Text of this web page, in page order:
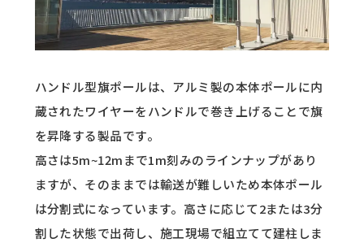
ハンドル型旗ポールは、アルミ製の本体ポールに内
蔵されたワイヤーをハンドルで巻き上げることで旗
を昇降する製品です。
高さは5m~12mまで1m刻みのラインナップがあり
ますが、そのままでは輸送が難しいため本体ポール
は分割式になっています。高さに応じて2または3分
割した状態で出荷し、施工現場で組立てて建柱しま